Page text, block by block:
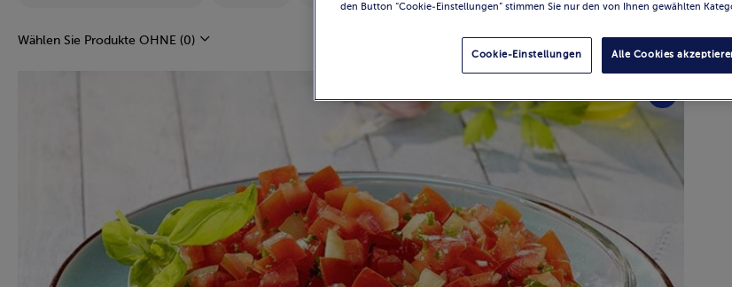
Wählen Sie Produkte OHNE (0)
den Button “Cookie-Einstellungen” stimmen Sie nur den von Ihnen gewählten
Alle Cookies
Cookie-Einstellungen